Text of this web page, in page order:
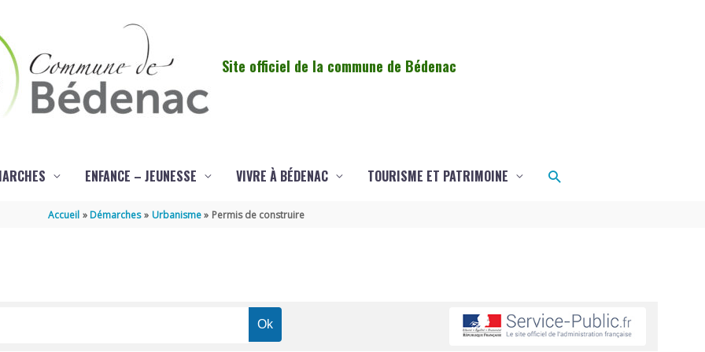
Site officiel de la commune de Bédenac
ENFANCE – JEUNESSE VIVRE À BÉDENAC TOURISME ET PATRIMOINE Rechercher
Accueil Démarches Urbanisme Permis de construire